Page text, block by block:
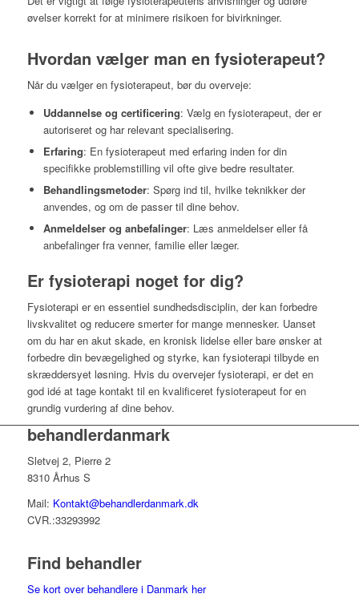
øvelser korrekt for at minimere risikoen for bivirkninger.
Hvordan vælger man en fysioterapeut?
Når du vælger en fysioterapeut, bør du overveje:
Uddannelse og certificering: Vælg en fysioterapeut, der er
autoriseret og har relevant specialisering.
Erfaring: En fysioterapeut med erfaring inden for din
specifikke problemstilling vil ofte give bedre resultater.
Behandlingsmetoder: Spørg ind til, hvilke teknikker der
anvendes, og om de passer til dine behov.
Anmeldelser og anbefalinger: Læs anmeldelser eller få
anbefalinger fra venner, familie eller læger.
Er fysioterapi noget for dig?
Fysioterapi er en essentiel sundhedsdisciplin, der kan forbedre
livskvalitet og reducere smerter for mange mennesker. Uanset
om du har en akut skade, en kronisk lidelse eller bare ønsker at
forbedre din bevægelighed og styrke, kan fysioterapi tilbyde en
skræddersyet løsning. Hvis du overvejer fysioterapi, er det en
god idé at tage kontakt til en kvalificeret fysioterapeut for en
grundig vurdering af dine behov.
behandlerdanmark
Sletvej 2, Pierre 2
8310 Århus S
Mail: Kontakt@behandlerdanmark.dk
CVR.:33293992
Find behandler
Se kort over behandlere i Danmark her